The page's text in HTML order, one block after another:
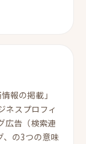
報の掲載」
ネスプロフィ
広告（検索連
、の3つの意味